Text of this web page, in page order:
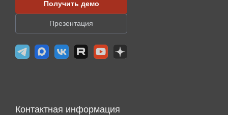
Получить демо
Презентация
Контактная информация